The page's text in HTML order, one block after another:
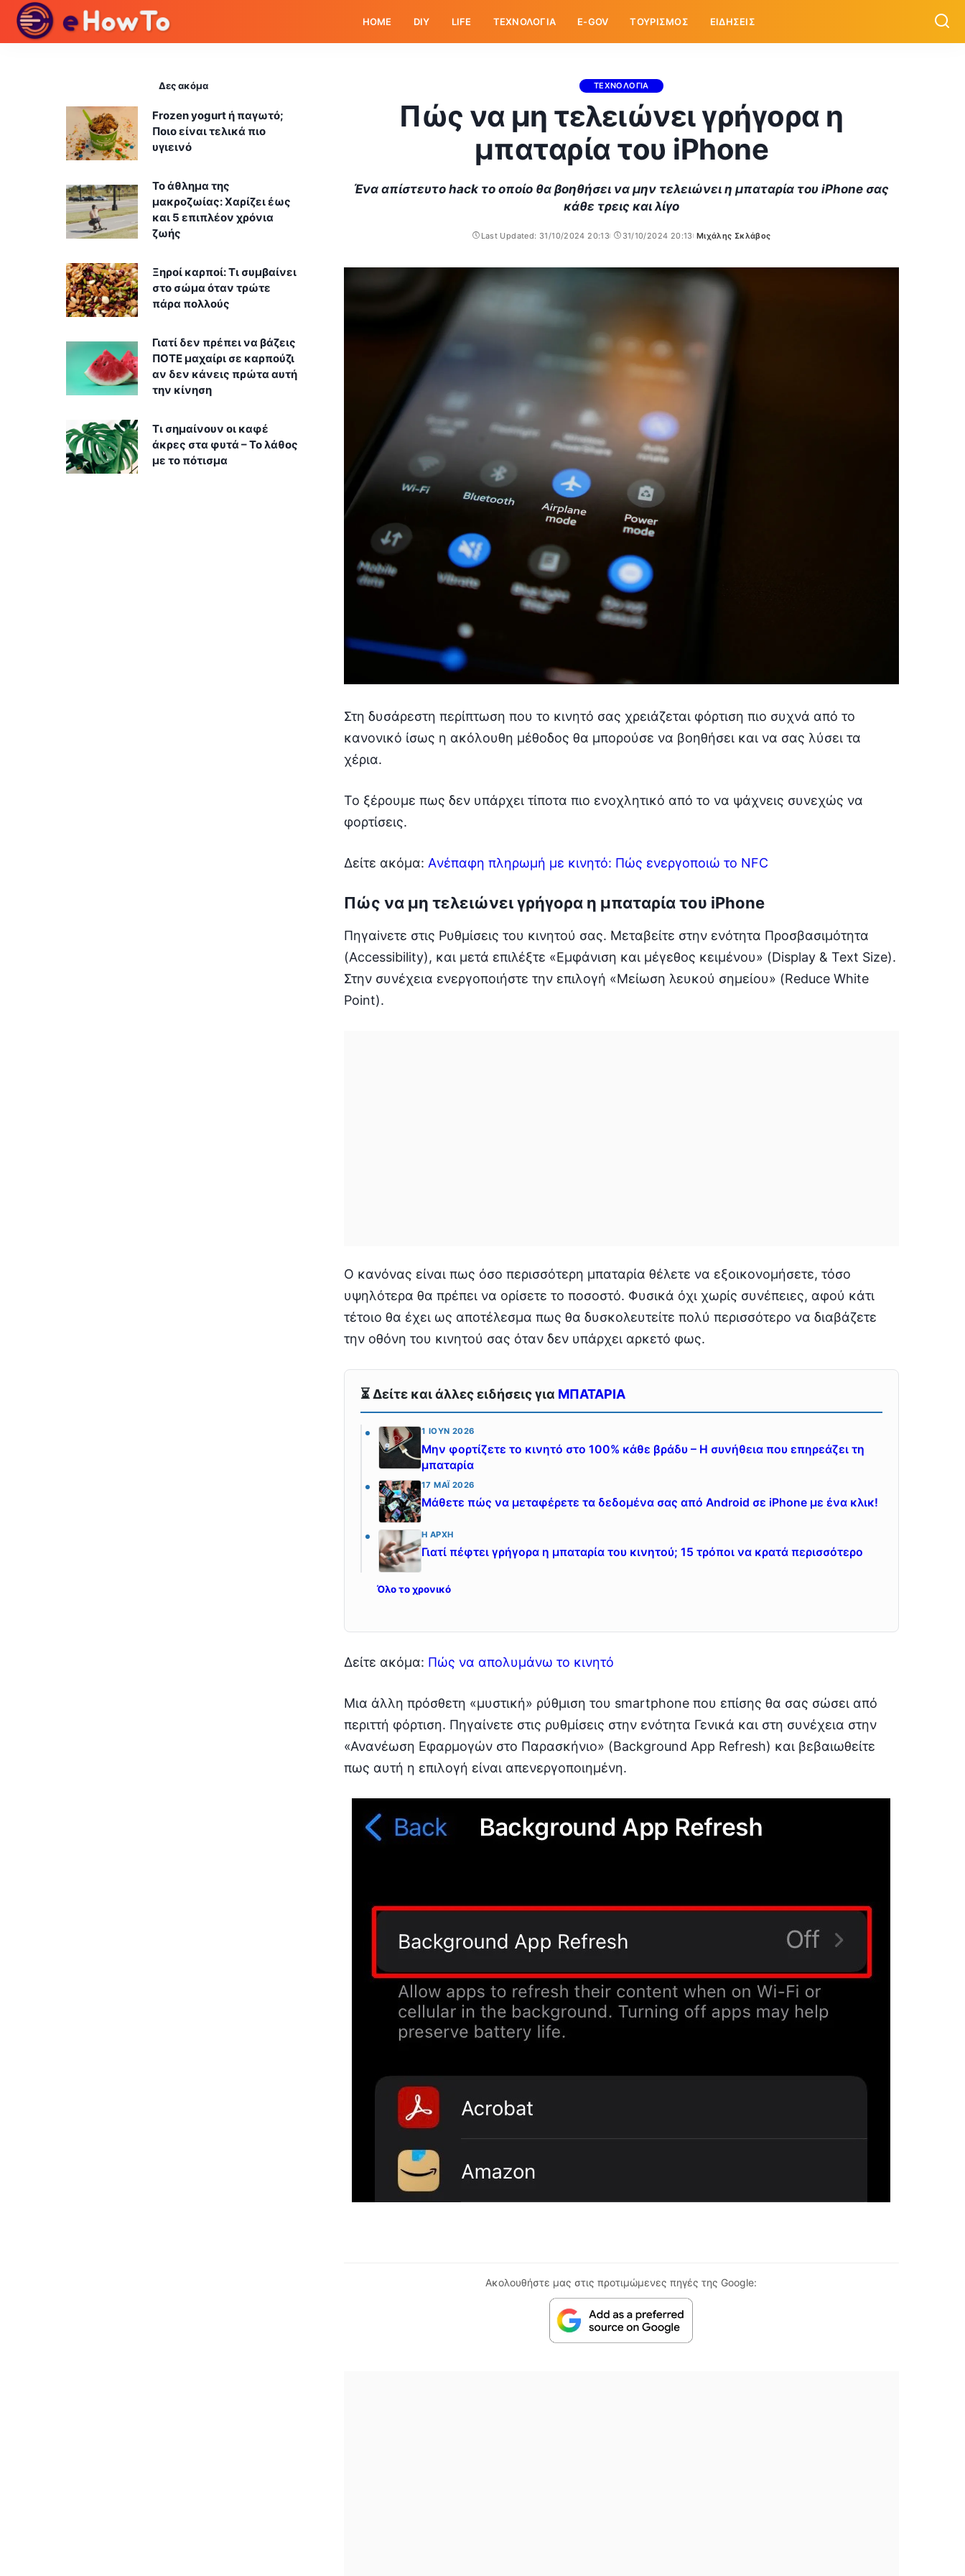
HOME DIY LIFE ΤΕΧΝΟΛΟΓΙΑ E-GOV ΤΟΥΡΙΣΜΟΣ ΕΙΔΗΣΕΙΣ
ΤΕΧΝΟΛΟΓΙΑ
Πώς να μη τελειώνει γρήγορα η
μπαταρία του iPhone
Ένα απίστευτο hack το οποίο θα βοηθήσει να μην τελειώνει η μπαταρία του iPhone σας
κάθε τρεις και λίγο
Last Updated: 31/10/2024 20:13 31/10/2024 20:13
Posted
Μιχάλης Σκλάβος
Στη δυσάρεστη περίπτωση που το κινητό σας χρειάζεται φόρτιση πιο συχνά από το
κανονικό ίσως η ακόλουθη μέθοδος θα μπορούσε να βοηθήσει και να σας λύσει τα
χέρια.
Το ξέρουμε πως δεν υπάρχει τίποτα πιο ενοχλητικό από το να ψάχνεις συνεχώς να
φορτίσεις.
Δείτε ακόμα: Aνέπαφη πληρωμή με κινητό: Πώς ενεργοποιώ το NFC
Πώς να μη τελειώνει γρήγορα η μπαταρία του iPhone
Πηγαiνετε στις Ρυθμίσεις του κινητού σας. Μεταβείτε στην ενότητα Προσβασιμότητα
(Accessibility), και μετά επιλέξτε «Εμφάνιση και μέγεθος κειμένου» (Display & Text Size).
Στην συνέχεια ενεργοποιήστε την επιλογή «Μείωση λευκού σημείου» (Reduce White
Point).
Ο κανόνας είναι πως όσο περισσότερη μπαταρία θέλετε να εξοικονομήσετε, τόσο
υψηλότερα θα πρέπει να ορίσετε το ποσοστό. Φυσικά όχι χωρίς συνέπειες, αφού κάτι
τέτοιο θα έχει ως αποτέλεσμα πως θα δυσκολευτείτε πολύ περισσότερο να διαβάζετε
την οθόνη του κινητού σας όταν δεν υπάρχει αρκετό φως.
⏳ Δείτε και άλλες ειδήσεις για ΜΠΑΤΑΡΙΑ
1 ΙΟΎΝ 2026
Μην φορτίζετε το κινητό στο 100% κάθε βράδυ – Η συνήθεια που επηρεάζει τη
μπαταρία
17 ΜΆΙ 2026
Μάθετε πώς να μεταφέρετε τα δεδομένα σας από Android σε iPhone με ένα κλικ!
Η ΑΡΧΉ
Γιατί πέφτει γρήγορα η μπαταρία του κινητού; 15 τρόποι να κρατά περισσότερο
Όλο το χρονικό
Δείτε ακόμα: Πώς να απολυμάνω το κινητό
Μια άλλη πρόσθετη «μυστική» ρύθμιση του smartphone που επίσης θα σας σώσει από
περιττή φόρτιση. Πηγαίνετε στις ρυθμίσεις στην ενότητα Γενικά και στη συνέχεια στην
«Ανανέωση Εφαρμογών στο Παρασκήνιο» (Background App Refresh) και βεβαιωθείτε
πως αυτή η επιλογή είναι απενεργοποιημένη.
Ακολουθήστε μας στις προτιμώμενες πηγές της Google:
Δες ακόμα
Frozen yogurt ή παγωτό;
Ποιο είναι τελικά πιο
υγιεινό
Το άθλημα της
μακροζωίας: Χαρίζει έως
και 5 επιπλέον χρόνια
ζωής
Ξηροί καρποί: Τι συμβαίνει
στο σώμα όταν τρώτε
πάρα πολλούς
Γιατί δεν πρέπει να βάζεις
ΠΟΤΕ μαχαίρι σε καρπούζι
αν δεν κάνεις πρώτα αυτή
την κίνηση
Τι σημαίνουν οι καφέ
άκρες στα φυτά – Το λάθος
με το πότισμα